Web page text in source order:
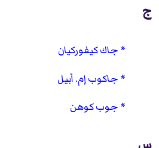
ج
جاك كيفوركيان
جاكوب إم. أبيل
جوب كوهن